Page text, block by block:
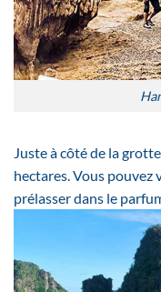
Juste à côté de la
hectares. Vous
prélasser dans le